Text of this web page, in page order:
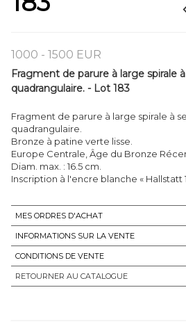
1000 - 1500 EUR
Fragment de parure à large spirale
quadrangulaire. - Lot 183
Fragment de parure à large spirale à
quadrangulaire.
Bronze à patine verte lisse.
Europe Centrale, Âge du Bronze
Diam. max. : 16.5 cm.
Inscription à l'encre blanche « Hallstatt
MES ORDRES D'ACHAT
INFORMATIONS SUR LA VENTE
CONDITIONS DE VENTE
RETOURNER AU CATALOGUE